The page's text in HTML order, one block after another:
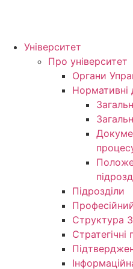
Університет
Про університет
Органи
Нормативні
Підрозділи
Структура